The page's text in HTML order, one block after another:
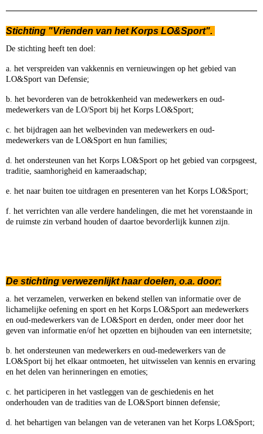
Stichting "Vrienden van het Korps LO&Sport".
De stichting heeft ten doel:
a. het verspreiden van vakkennis en vernieuwingen op het gebied van
LO&Sport van Defensie;
b. het bevorderen van de betrokkenheid van medewerkers en oud-
medewerkers van de LO/Sport bij het Korps LO&Sport;
c. het bijdragen aan het welbevinden van medewerkers en oud-
medewerkers van de LO&Sport en hun families;
d. het ondersteunen van het Korps LO&Sport op het gebied van corpsgeest,
traditie, saamhorigheid en kameraadschap;
e. het naar buiten toe uitdragen en presenteren van het Korps LO&Sport;
f. het verrichten van alle verdere handelingen, die met het vorenstaande in
de ruimste zin verband houden of daartoe bevorderlijk kunnen zijn.
De stichting verwezenlijkt haar doelen, o.a. door:
a. het verzamelen, verwerken en bekend stellen van informatie over de
lichamelijke oefening en sport en het Korps LO&Sport aan medewerkers
en oud-medewerkers van de LO&Sport en derden, onder meer door het
geven van informatie en/of het opzetten en bijhouden van een internetsite;
b. het ondersteunen van medewerkers en oud-medewerkers van de
LO&Sport bij het elkaar ontmoeten, het uitwisselen van kennis en ervaring
en het delen van herinneringen en emoties;
c. het participeren in het vastleggen van de geschiedenis en het
onderhouden van de tradities van de LO&Sport binnen defensie;
d. het behartigen van belangen van de veteranen van het Korps LO&Sport;